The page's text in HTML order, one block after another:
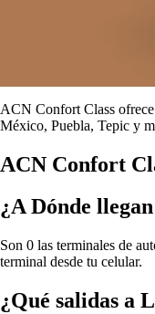
ACN Confort Class
México, Puebla, Tepic y
ACN Confort
¿A Dónde
Son 0 las terminales de
terminal desde tu celular.
¿Qué salidas a